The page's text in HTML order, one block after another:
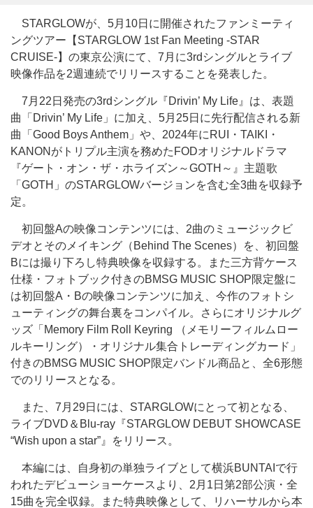
STARGLOWが、5月10日に開催されたファンミーティ
ングツアー【STARGLOW 1st Fan Meeting -STAR
CRUISE-】の東京公演にて、7月に3rdシングルとライブ
映像作品を2週連続でリリースすることを発表した。
7月22日発売の3rdシングル『Drivin’ My Life』は、表題
曲「Drivin’ My Life」に加え、5月25日に先行配信される新
曲「Good Boys Anthem」や、2024年にRUI・TAIKI・
KANONがトリプル主演を務めたFODオリジナルドラマ
『ゲート・オン・ザ・ホライズン～GOTH～』主題歌
「GOTH」のSTARGLOWバージョンを含む全3曲を収録予
定。
初回盤Aの映像コンテンツには、2曲のミュージックビ
デオとそのメイキング（Behind The Scenes）を、初回盤
Bには撮り下ろし特典映像を収録する。また三方背ケース
仕様・フォトブック付きのBMSG MUSIC SHOP限定盤に
は初回盤A・Bの映像コンテンツに加え、今作のフォトシ
ューティングの舞台裏をコンパイル。さらにオリジナルグ
ッズ「Memory Film Roll Keyring （メモリーフィルムロー
ルキーリング）・オリジナル集合トレーディングカード」
付きのBMSG MUSIC SHOP限定バンドル商品と、全6形態
でのリリースとなる。
また、7月29日には、STARGLOWにとって初となる、
ライブDVD＆Blu-ray『STARGLOW DEBUT SHOWCASE
“Wish upon a star”』をリリース。
本編には、自身初の単独ライブとして横浜BUNTAIで行
われたデビューショーケースより、2月1日第2部公演・全
15曲を完全収録。また特典映像として、リハーサルから本